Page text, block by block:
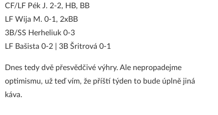
CF/LF Pék J. 2-2, HB, BB
LF Wija M. 0-1, 2xBB
3B/SS Herheliuk 0-3
LF Bašista 0-2 | 3B Šritrová 0-1
Dnes tedy dvě přesvědčivé výhry. Ale nepropadejme
optimismu, už teď vím, že příští týden to bude úplně jiná
káva.